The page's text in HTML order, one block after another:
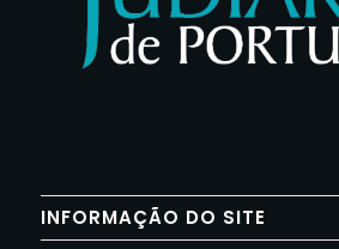
INFORMAÇÃO DO SITE